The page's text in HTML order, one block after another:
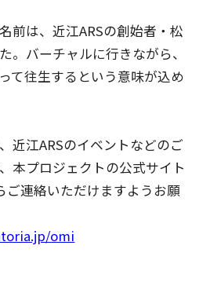
前は、近江ARSの創始者・松
。バーチャルに行きながら、
て往生するという意味が込め
近江ARSのイベントなどのご
本プロジェクトの公式サイト
ご連絡いただけますようお願
omi